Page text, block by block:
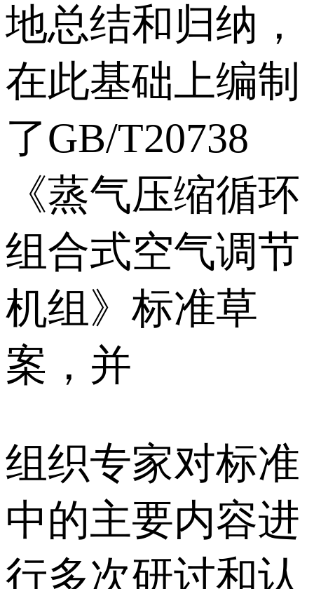
地总结和归纳，
在此基础上编制
了GB/T20738
《蒸气压缩循环
组合式空气调节
机组》标准草
案，并
组织专家对标准
中的主要内容进
行多次研讨和认